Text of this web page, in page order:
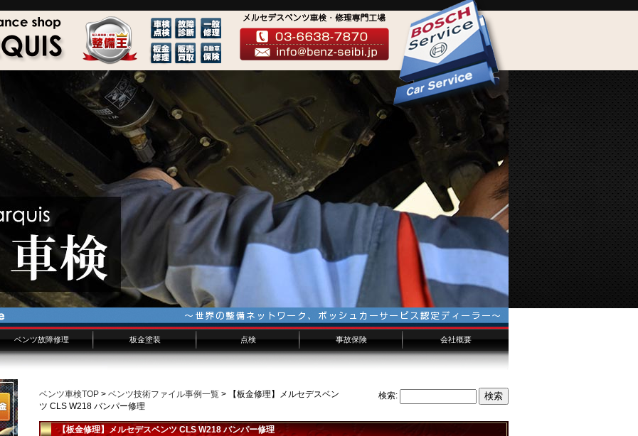
ベンツ故障修理
ベンツ修理概要
ベンツ修理費用
修理事例技術ファイル
板金塗装
ベンツ板金フォーム
板金修理事例FILE
板金修理事例
点検 事故保険 会社概要
千葉からのお客様へ
横浜からのお客様へ
埼玉からのお客様へ
ベンツ車検TOP > ベンツ技術ファイル事例一覧 > 【板金修理】メルセデスベン
ツ CLS W218 バンパー修理
検索:
【板金修理】メルセデスベンツ CLS W218 バンパー修理